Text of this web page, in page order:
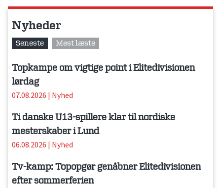
Nyheder
Seneste Mest læste
Topkampe om vigtige point i Elitedivisionen
lørdag
07.08.2026 | Nyhed
Ti danske U13-spillere klar til nordiske
mesterskaber i Lund
06.08.2026 | Nyhed
Tv-kamp: Topopgør genåbner Elitedivisionen
efter sommerferien